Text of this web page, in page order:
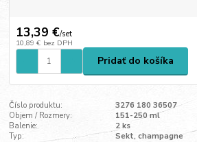
13,39 €/set
10,89 € bez DPH
Pridať do košíka
Číslo produktu:
3276 180 36507
Objem / Rozmery:
151-250 ml
Balenie:
2 ks
Typ:
Sekt, champagne